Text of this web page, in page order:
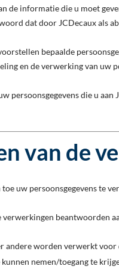
de informatie die u moet
dat door JCDecaux als
bepaalde
en de verwerking van uw
persoonsgegevens die u
van de
uw persoonsgegevens te
verwerkingen beantwoorden
andere worden verwerkt
nemen/toegang te